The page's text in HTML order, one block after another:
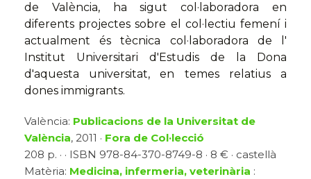
de València, ha sigut col·laboradora en
diferents projectes sobre el col·lectiu femení i
actualment és tècnica col·laboradora de l'
Institut Universitari d'Estudis de la Dona
d'aquesta universitat, en temes relatius a
dones immigrants.
València: Publicacions de la Universitat de
València, 2011 · Fora de Col·lecció
208 p. · · ISBN 978-84-370-8749-8 · 8 € · castellà
Matèria: Medicina, infermeria, veterinària :